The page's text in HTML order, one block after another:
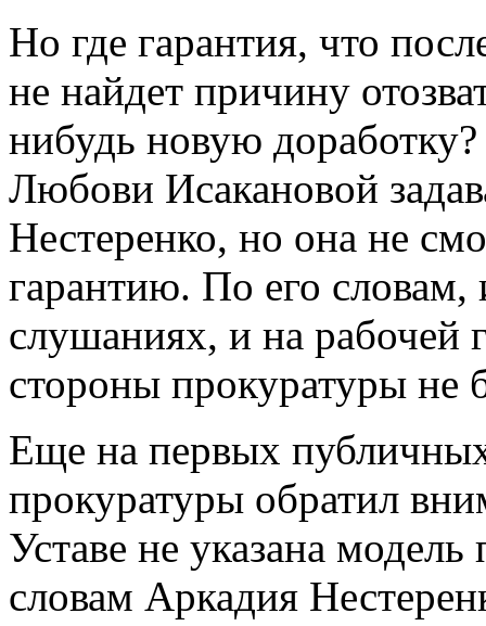
Но где гарантия, что
не найдет причину
нибудь новую
Любови Исакановой
Нестеренко, но она не
гарантию. По его
слушаниях, и на рабочей
стороны прокуратуры не
Еще на первых
прокуратуры обратил
Уставе не указана
словам Аркадия